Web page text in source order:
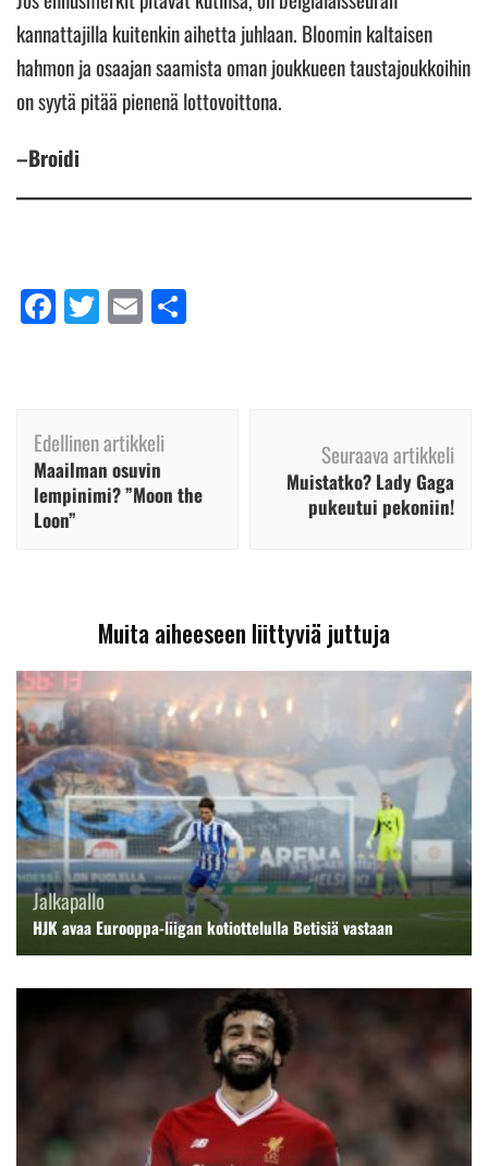
kannattajilla kuitenkin aihetta juhlaan. Bloomin kaltaisen
hahmon ja osaajan saamista oman joukkueen taustajoukkoihin
on syytä pitää pienenä lottovoittona.
–Broidi
Facebook
Twitter
Email
Artikkelien
selaus
Edellinen artikkeli
Maailman osuvin
lempinimi? ”Moon the
Loon”
Seuraava artikkeli
Muistatko? Lady Gaga
pukeutui pekoniin!
Muita aiheeseen liittyviä juttuja
Jalkapallo
HJK avaa Eurooppa-liigan kotiottelulla Betisiä vastaan